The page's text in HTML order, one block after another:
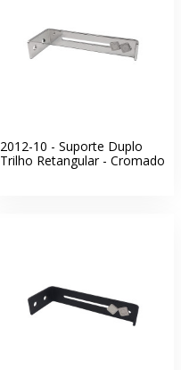
2012-10 - Suporte Duplo
Trilho Retangular - Cromado